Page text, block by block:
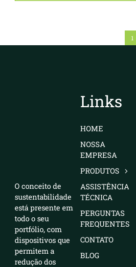
1
O conceito de
sustentabilidade
está presente em
todo o seu
portfólio, com
dispositivos que
permitem a
redução dos
Links
HOME
NOSSA
EMPRESA
PRODUTOS
ASSISTÊNCIA
TÉCNICA
PERGUNTAS
FREQUENTES
CONTATO
BLOG